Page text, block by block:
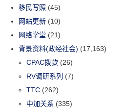
移民写照 (45)
网站更新 (10)
网络学堂 (21)
背景资料(政经社会) (17,163)
CPAC拨款 (26)
RV调研系列 (7)
TTC (262)
中加关系 (335)